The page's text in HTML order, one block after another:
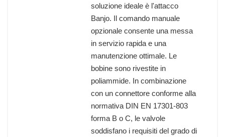
soluzione ideale è l'attacco
Banjo. Il comando manuale
opzionale consente una messa
in servizio rapida e una
manutenzione ottimale. Le
bobine sono rivestite in
poliammide. In combinazione
con un connettore conforme alla
normativa DIN EN 17301-803
forma B o C, le valvole
soddisfano i requisiti del grado di